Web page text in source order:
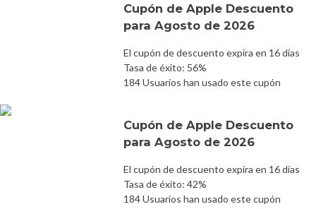
Cupón de Apple Descuento
para Agosto de 2026
El cupón de descuento expira en 16 días
Tasa de éxito: 56%
184 Usuarios han usado este cupón
Cupón de Apple Descuento
para Agosto de 2026
El cupón de descuento expira en 16 días
Tasa de éxito: 42%
184 Usuarios han usado este cupón